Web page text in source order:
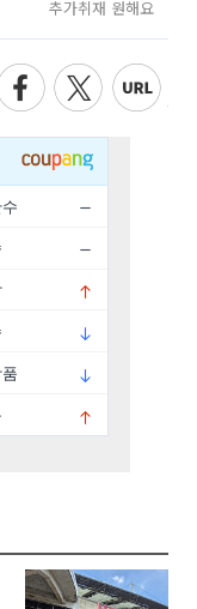
추가취재 원해요